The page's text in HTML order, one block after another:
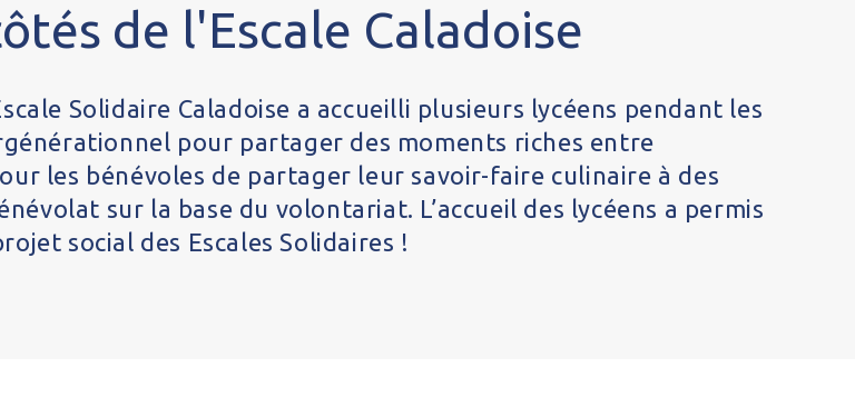
de l'Escale Caladoise
Solidaire Caladoise a accueilli plusieurs lycéens pendant les
pour partager des moments riches entre
les bénévoles de partager leur savoir-faire culinaire à des
sur la base du volontariat. L’accueil des lycéens a permis
social des Escales Solidaires !